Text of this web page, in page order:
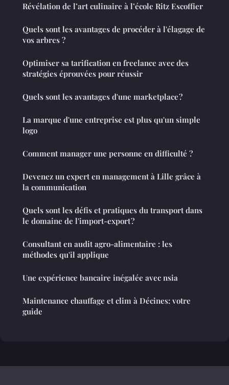
Révélation de l’art culinaire à l’école Ritz Escoffier
Quels sont les avantages de procéder à l'élagage de
vos arbres ?
Optimiser sa tarification en freelance avec des
stratégies éprouvées pour réussir
Quels sont les avantages d'une marketplace ?
La marque d'une entreprise est plus qu'un simple
logo
Comment manager une personne en difficulté ?
Devenez un expert en management à Lille grâce à
la communication
Quels sont les défis et pratiques du transport dans
le domaine de l'import-export ?
Consultant en audit agro-alimentaire : les
méthodes qu'il applique
Une expérience bancaire inégalée avec nsia
Maintenance chauffage et clim à Décines: votre
guide